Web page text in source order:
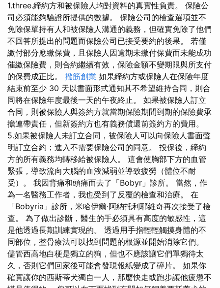
1.three.締約方和被保險人均對資料的真實性負責。 保險公
司必須能夠驗證所提供的數據。 保險公司的檢查選項並不
免除保單持有人和被保險人溝通的義務，但確實免除了他們
不回答所提出的問題而保險公司已接受要約的後果。 若僅
繳付部分應繳保費，且保險人因逾期未繳付保費而未能成功
催繳保險費，則合約繼續有效，保險金額不變期限與所支付
的保費成正比。 撥筋創業 如果締約方或保險人在保險年度
結束前至少 30 天以書面形式通知其不希望維持合同，則合
同將在保險年度最後一天的午夜終止。 如果被保險人訂立
合同，則被保險人與簽約方就當期保險期間到期的保險費承
擔連帶責任，但新簽約方也有義務償還前簽約方的費用。
5.如果被保險人未訂立合同，被保險人可以向保險人書面聲
明訂立合約；進入不需要保險公司的同意。 投保後，締約
方的所有義務均轉移給被保險人。 這會使胸部下方的血管
緊張，導致流向大腦的血液減弱並導致疲勞（體位不耐
受）。 我因背痛和頭痛而去了「Bobyr」診所。 當然，作
為一名醫務工作者，我也受到了反覆的檢查和治療。 在
「Bobyria」診所，米哈伊爾·阿納托利耶維奇再次接受了檢
查。 為了做出診斷，醫生的手必須具有高度的敏感性，這
是他透過長期訓練實現的。 透過用手指輕輕觸摸身體的不
同部位，整骨療法可以找到問題的根源並開始消除它們。
儘管西高地白梗是獨立的狗，但也不應該讓它們單獨待太
久，否則它們回家後可能會發現報紙變成了碎片。 如果你
確實讓你的西斯蒂犬獨自一人，那麼快走或跑步讓他疲憊不